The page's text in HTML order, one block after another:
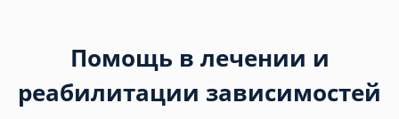
Помощь в лечении и
реабилитации зависимостей